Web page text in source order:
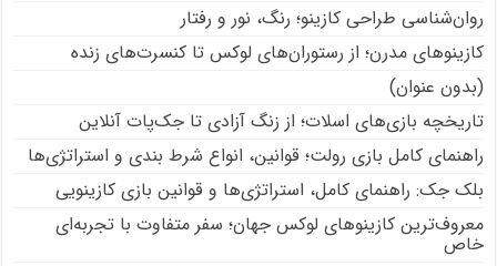
روان‌شناسی طراحی کازینو؛ رنگ، نور و رفتار
کازینوهای مدرن؛ از رستوران‌های لوکس تا کنسرت‌های زنده
(بدون عنوان)
تاریخچه بازی‌های اسلات؛ از زنگ آزادی تا جک‌پات‌ آنلاین
راهنمای کامل بازی رولت؛ قوانین، انواع شرط بندی و استراتژی‌ها
بلک جک: راهنمای کامل، استراتژی‌ها و قوانین بازی کازینویی
معروف‌ترین کازینوهای لوکس جهان؛ سفر متفاوت با تجربه‌ای
خاص